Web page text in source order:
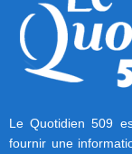
Le Quotidien 509
fournir une